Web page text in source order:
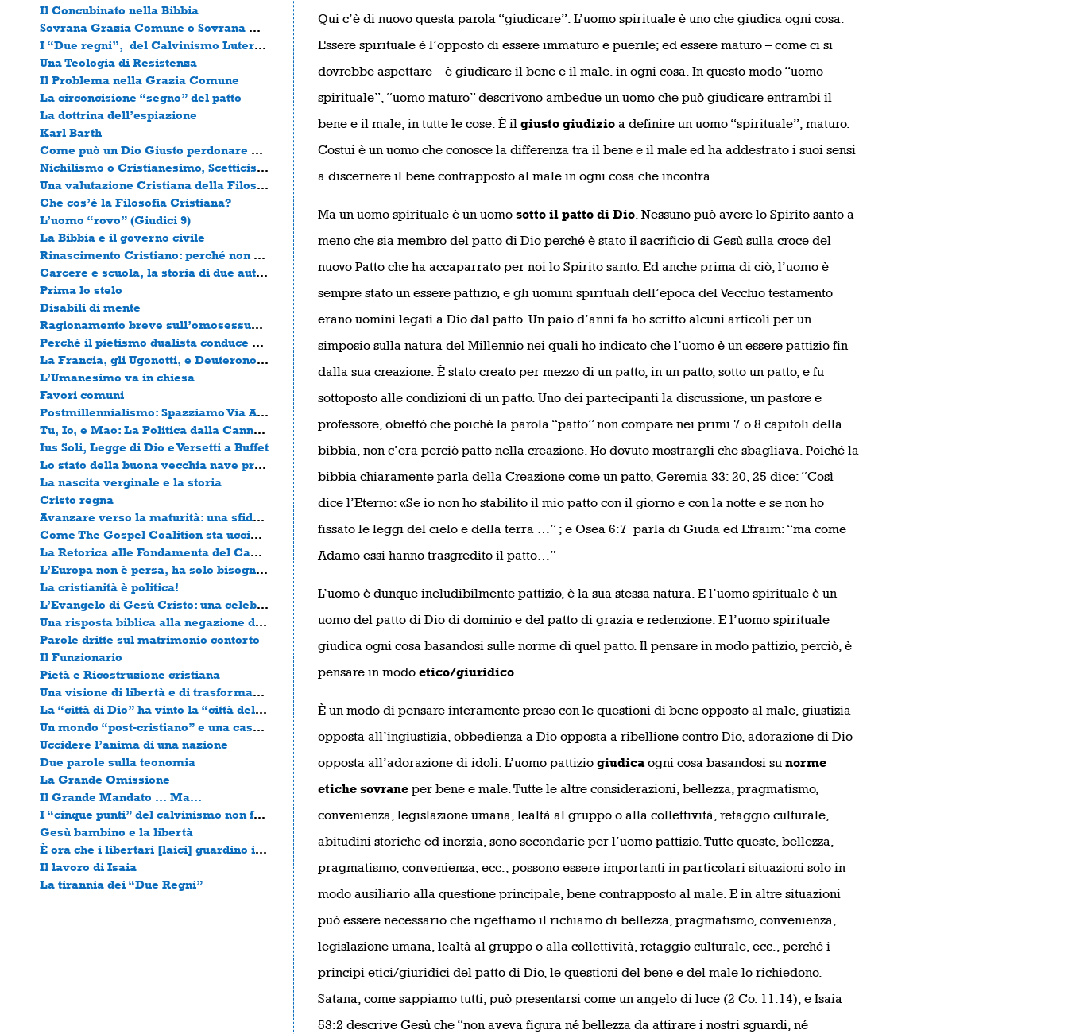
Il Concubinato nella Bibbia
Sovrana Grazia Comune o Sovrana Grazia Particolare?
I “Due regni”, del Calvinismo Luteranizzato, Tradimento della Tradizione Riformata?
Una Teologia di Resistenza
Il Problema nella Grazia Comune
La circoncisione “segno” del patto
La dottrina dell’espiazione
Karl Barth
Come può un Dio Giusto perdonare un uomo peccatore?
Nichilismo o Cristianesimo, Scetticismo o Rivelazione
Una valutazione Cristiana della Filosofia Moderna
Che cos’è la Filosofia Cristiana?
L’uomo “rovo” (Giudici 9)
La Bibbia e il governo civile
Rinascimento Cristiano: perché non c’è mai stata una Riforma.
Carcere e scuola, la storia di due autobus
Prima lo stelo
Disabili di mente
Ragionamento breve sull’omosessualità
Perché il pietismo dualista conduce alla mondanità
La Francia, gli Ugonotti, e Deuteronomio 28
L’Umanesimo va in chiesa
Favori comuni
Postmillennialismo: Spazziamo Via Alcuni Malintesi
Tu, Io, e Mao: La Politica dalla Canna del Fucile
Ius Soli, Legge di Dio e Versetti a Buffet
Lo stato della buona vecchia nave presbiteriana
La nascita verginale e la storia
Cristo regna
Avanzare verso la maturità: una sfida ai cristiani
Come The Gospel Coalition sta uccidendo il Vangelo con la “Giustizia Sociale”
La Retorica alle Fondamenta del Capitalismo, e l’Etica alle Fondamenta di quella Retorica
L’Europa non è persa, ha solo bisogno della cosa vera
La cristianità è politica!
L’Evangelo di Gesù Cristo: una celebrazione monca.
Una risposta biblica alla negazione di John Piper del diritto di portare armi
Parole dritte sul matrimonio contorto
Il Funzionario
Pietà e Ricostruzione cristiana
Una visione di libertà e di trasformazione del mondo
La “città di Dio” ha vinto la “città dell’uomo”.
Un mondo “post-cristiano” e una casa “post-mamma”.
Uccidere l’anima di una nazione
Due parole sulla teonomia
La Grande Omissione
Il Grande Mandato … Ma…
I “cinque punti” del calvinismo non fanno di uno un riformato.
Gesù bambino e la libertà
È ora che i libertari [laici] guardino in faccia la verità
Il lavoro di Isaia
La tirannia dei “Due Regni”
Qui c’è di nuovo questa parola “giudicare”. L’uomo spirituale è uno che giudica ogni cosa.
Essere spirituale è l’opposto di essere immaturo e puerile; ed essere maturo – come ci si
dovrebbe aspettare – è giudicare il bene e il male. in ogni cosa. In questo modo “uomo
spirituale”, “uomo maturo” descrivono ambedue un uomo che può giudicare entrambi il
bene e il male, in tutte le cose. È il giusto giudizioa definire un uomo “spirituale”, maturo.
Costui è un uomo che conosce la differenza tra il bene e il male ed ha addestrato i suoi sensi
a discernere il bene contrapposto al male in ogni cosa che incontra.
Ma un uomo spirituale è un uomo sotto il patto di Dio. Nessuno può avere lo Spirito santo a
meno che sia membro del patto di Dio perché è stato il sacrificio di Gesù sulla croce del
nuovo Patto che ha accaparrato per noi lo Spirito santo. Ed anche prima di ciò, l’uomo è
sempre stato un essere pattizio, e gli uomini spirituali dell’epoca del Vecchio testamento
erano uomini legati a Dio dal patto. Un paio d’anni fa ho scritto alcuni articoli per un
simposio sulla natura del Millennio nei quali ho indicato che l’uomo è un essere pattizio fin
dalla sua creazione. È stato creato per mezzo di un patto, in un patto, sotto un patto, e fu
sottoposto alle condizioni di un patto. Uno dei partecipanti la discussione, un pastore e
professore, obiettò che poiché la parola “patto” non compare nei primi 7 o 8 capitoli della
bibbia, non c’era perciò patto nella creazione. Ho dovuto mostrargli che sbagliava. Poiché la
bibbia chiaramente parla della Creazione come un patto, Geremia 33: 20, 25 dice: “Così
dice l’Eterno: «Se io non ho stabilito il mio patto con il giorno e con la notte e se non ho
fissato le leggi del cielo e della terra …” ; e Osea 6:7 parla di Giuda ed Efraim: “ma come
Adamo essi hanno trasgredito il patto…”
L’uomo è dunque ineludibilmente pattizio, è la sua stessa natura. E l’uomo spirituale è un
uomo del patto di Dio di dominio e del patto di grazia e redenzione. E l’uomo spirituale
giudica ogni cosa basandosi sulle norme di quel patto. Il pensare in modo pattizio, perciò, è
pensare in modo etico/giuridico.
È un modo di pensare interamente preso con le questioni di bene opposto al male, giustizia
opposta all’ingiustizia, obbedienza a Dio opposta a ribellione contro Dio, adorazione di Dio
opposta all’adorazione di idoli. L’uomo pattizio giudicaogni cosa basandosi su norme
etiche sovraneper bene e male. Tutte le altre considerazioni, bellezza, pragmatismo,
convenienza, legislazione umana, lealtà al gruppo o alla collettività, retaggio culturale,
abitudini storiche ed inerzia, sono secondarie per l’uomo pattizio. Tutte queste, bellezza,
pragmatismo, convenienza, ecc., possono essere importanti in particolari situazioni solo in
modo ausiliario alla questione principale, bene contrapposto al male. E in altre situazioni
può essere necessario che rigettiamo il richiamo di bellezza, pragmatismo, convenienza,
legislazione umana, lealtà al gruppo o alla collettività, retaggio culturale, ecc., perché i
principi etici/giuridici del patto di Dio, le questioni del bene e del male lo richiedono.
Satana, come sappiamo tutti, può presentarsi come un angelo di luce (2 Co. 11:14), e Isaia
53:2 descrive Gesù che “non aveva figura né bellezza da attirare i nostri sguardi, né